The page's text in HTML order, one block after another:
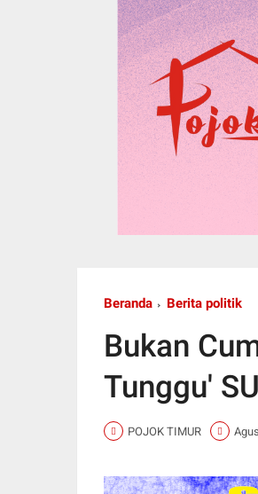
Beranda Berita politik
Bukan
Tunggu'
POJOK TIMUR